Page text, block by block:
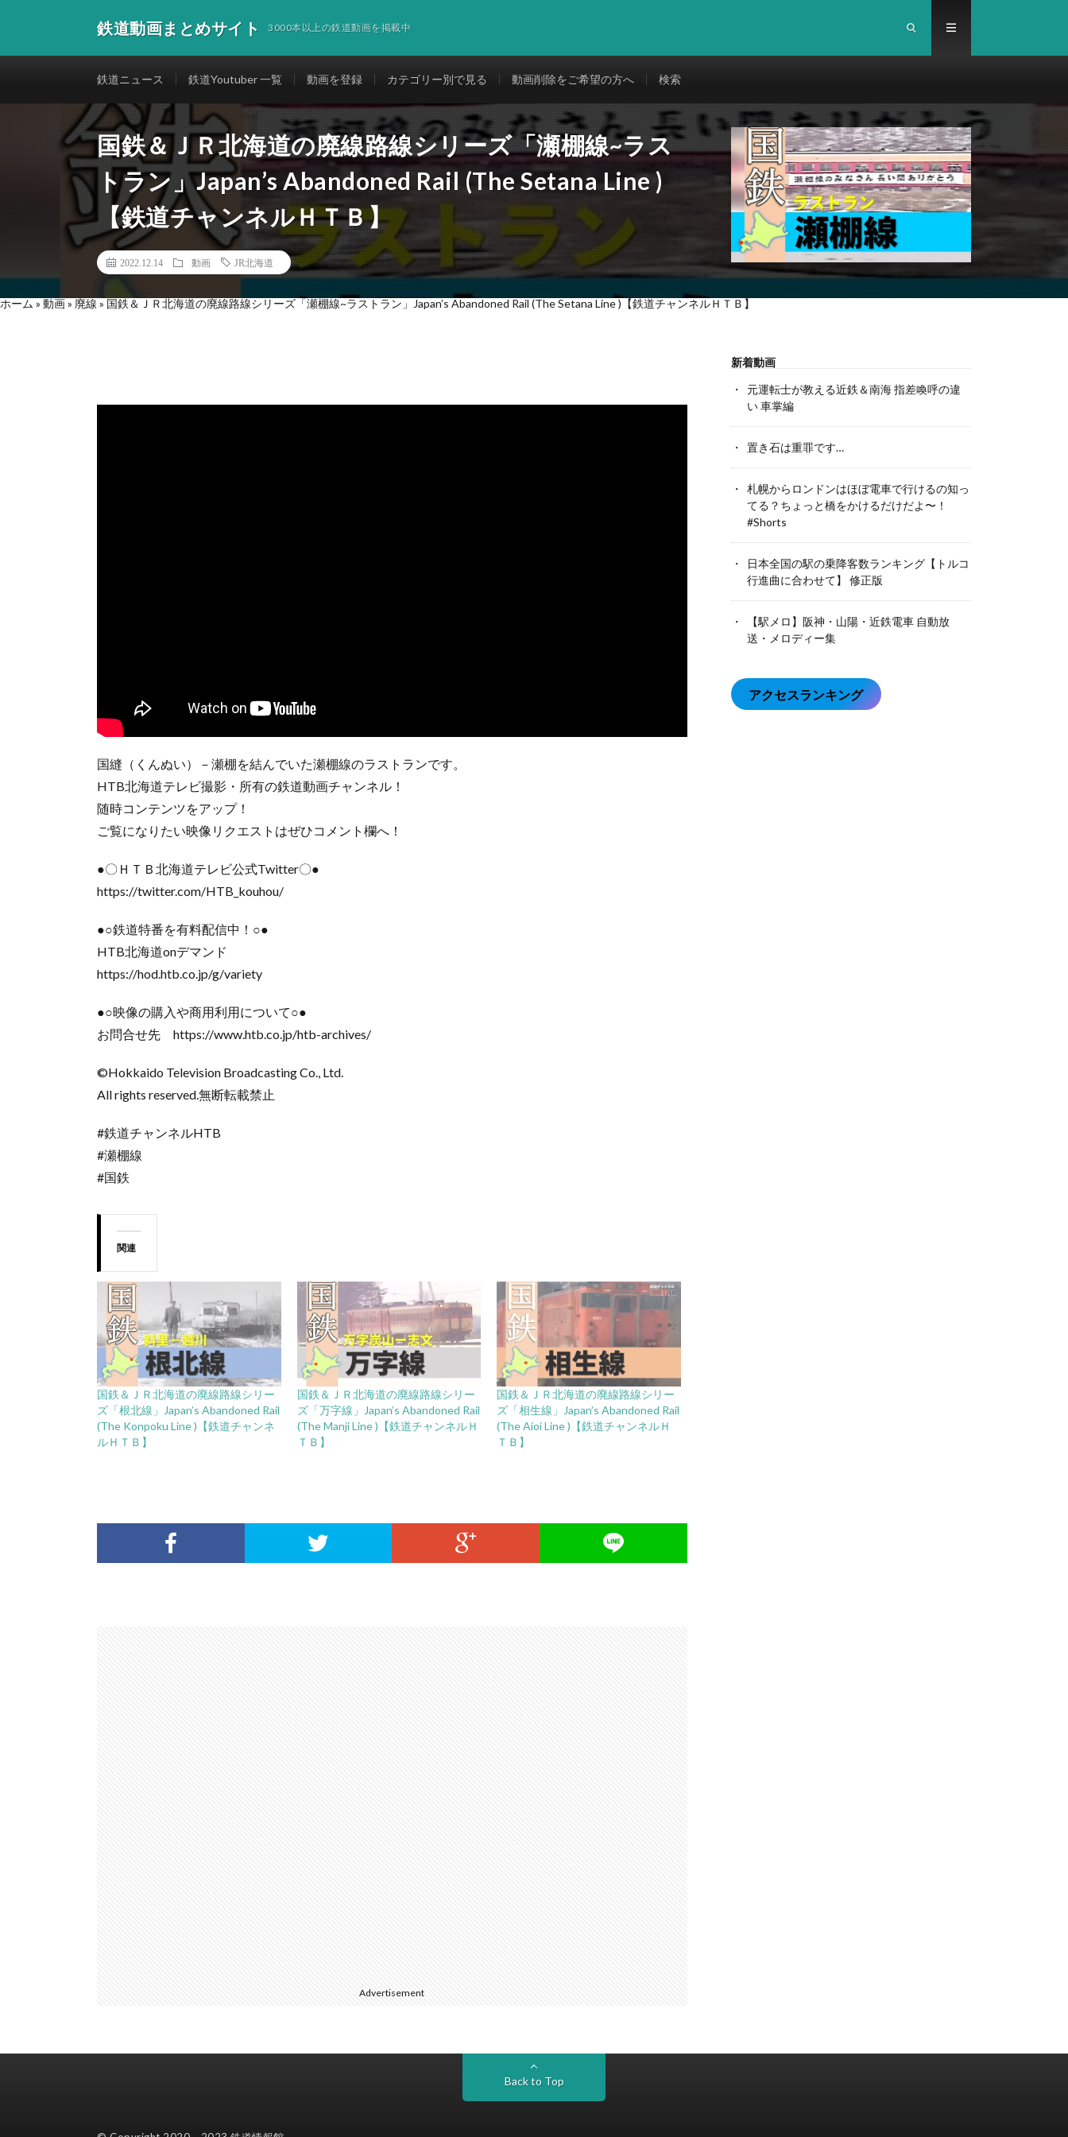
鉄道動画まとめサイト 3000本以上の鉄道動画を掲載中
鉄道ニュース 鉄道Youtuber 一覧 動画を登録 カテゴリー別で見る 動画削除をご希望の方へ 検索
国鉄＆ＪＲ北海道の廃線路線シリーズ「瀬棚線~ラス
トラン」Japan’s Abandoned Rail (The Setana Line )
【鉄道チャンネルＨＴＢ】
2022.12.14 動画 JR北海道
ホーム » 動画» 廃線 » 国鉄＆ＪＲ北海道の廃線路線シリーズ「瀬棚線~ラストラン」Japan’s Abandoned Rail (The Setana Line )【鉄道チャンネルＨＴＢ】
国縫（くんぬい）－瀬棚を結んでいた瀬棚線のラストランです。
HTB北海道テレビ撮影・所有の鉄道動画チャンネル！
随時コンテンツをアップ！
ご覧になりたい映像リクエストはぜひコメント欄へ！
●〇ＨＴＢ北海道テレビ公式Twitter〇●
https://twitter.com/HTB_kouhou/
●○鉄道特番を有料配信中！○●
HTB北海道onデマンド
https://hod.htb.co.jp/g/variety
●○映像の購入や商用利用について○●
お問合せ先 https://www.htb.co.jp/htb-archives/
©Hokkaido Television Broadcasting Co., Ltd.
All rights reserved.無断転載禁止
#鉄道チャンネルHTB
#瀬棚線
#国鉄
関連
国鉄＆ＪＲ北海道の廃線路線シリー
ズ「根北線」Japan’s Abandoned Rail
(The Konpoku Line )【鉄道チャンネ
ルＨＴＢ】
国鉄＆ＪＲ北海道の廃線路線シリー
ズ「万字線」Japan’s Abandoned Rail
(The Manji Line )【鉄道チャンネルＨ
ＴＢ】
国鉄＆ＪＲ北海道の廃線路線シリー
ズ「相生線」Japan’s Abandoned Rail
(The Aioi Line )【鉄道チャンネルＨ
ＴＢ】
Advertisement
新着動画
元運転士が教える近鉄＆南海 指差喚呼の違
い 車掌編
置き石は重罪です…
札幌からロンドンはほぼ電車で行けるの知っ
てる？ちょっと橋をかけるだけだよ〜！
#Shorts
日本全国の駅の乗降客数ランキング【トルコ
行進曲に合わせて】 修正版
【駅メロ】阪神・山陽・近鉄電車 自動放
送・メロディー集
アクセスランキング
Back to Top